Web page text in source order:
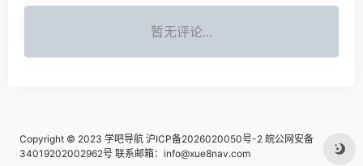
暂无评论...
Copyright © 2023 学吧导航 沪ICP备2026020050号-2 皖公网安备
34019202002962号 联系邮箱：info@xue8nav.com